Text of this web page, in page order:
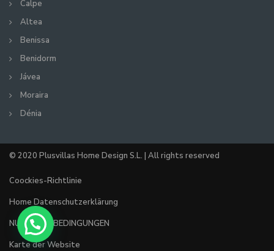
Calpe
Altea
Benissa
Benidorm
Jávea
Moraira
Dénia
© 2020 Plusvillas Home Design S.L. | All rights reserved
Coockies-Richtlinie
Home Datenschutzerklärung
NUTZUNGSBEDINGUNGEN
Karte der Website